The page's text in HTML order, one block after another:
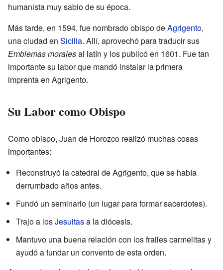
humanista muy sabio de su época.
Más tarde, en 1594, fue nombrado obispo deAgrigento,
una ciudad en Sicilia. Allí, aprovechó para traducir sus
Emblemas moralesal latín y los publicó en 1601. Fue tan
importante su labor que mandó instalar la primera
imprenta en Agrigento.
Su Labor como Obispo
Como obispo, Juan de Horozco realizó muchas cosas
importantes:
Reconstruyó la catedral de Agrigento, que se había
derrumbado años antes.
Fundó un seminario (un lugar para formar sacerdotes).
Trajo a losJesuitasa la diócesis.
Mantuvo una buena relación con los frailes carmelitas y
ayudó a fundar un convento de esta orden.